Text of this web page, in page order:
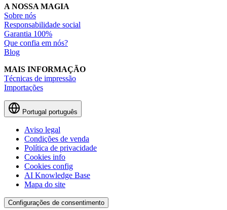
A NOSSA MAGIA
Sobre nós
Responsabilidade social
Garantia 100%
Que confia em nós?
Blog
MAIS INFORMAÇÃO
Técnicas de impressão
Importações
Portugal português
Aviso legal
Condições de venda
Política de privacidade
Cookies info
Cookies config
AI Knowledge Base
Mapa do site
Configurações de consentimento